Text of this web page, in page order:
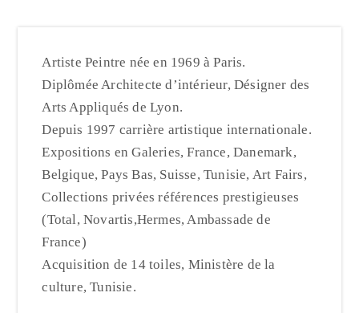
Artiste Peintre née en 1969 à Paris.
Diplômée Architecte d’intérieur, Désigner des
Arts Appliqués de Lyon.
Depuis 1997 carrière artistique internationale.
Expositions en Galeries, France, Danemark,
Belgique, Pays Bas, Suisse, Tunisie, Art Fairs,
Collections privées références prestigieuses
(Total, Novartis,Hermes, Ambassade de
France)
Acquisition de 14 toiles, Ministère de la
culture, Tunisie.